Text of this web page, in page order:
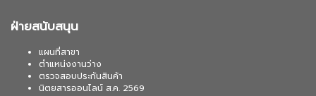
ฝ่ายสนับสนุน
แผนที่สาขา
ตำแหน่งงานว่าง
ตรวจสอบประกันสินค้า
นิตยสารออนไลน์ ส.ค. 2569